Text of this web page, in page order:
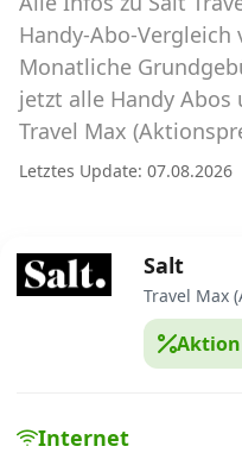
Abos für
Watches
Tarifrechner
Der gute alte
Alle Anbieter
Roaming-
Handy-Abo-
Monatliche
jetzt alle Handy
Travel Max
Letztes Update: 07.08.2026
Salt
Travel Max
Aktion
Internet